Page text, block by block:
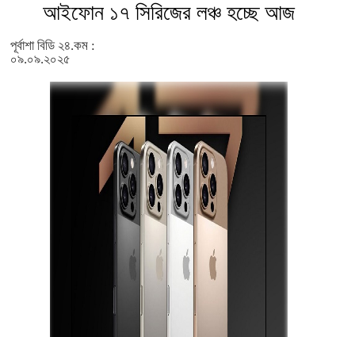
আইফোন ১৭ সিরিজের লঞ্চ হচ্ছে আজ
পূর্বাশা বিডি ২৪.কম :
০৯.০৯.২০২৫